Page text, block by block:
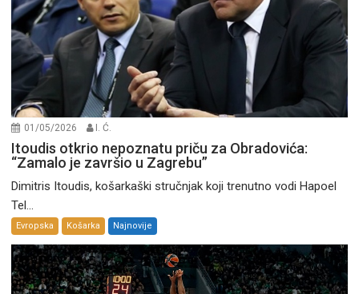
01/05/2026 I. Ć.
Itoudis otkrio nepoznatu priču za Obradovića:
“Zamalo je završio u Zagrebu”
Dimitris Itoudis, košarkaški stručnjak koji trenutno vodi Hapoel
Tel...
Evropska Košarka Najnovije